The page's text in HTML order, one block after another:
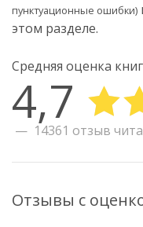
пунктуационные ошибки)
этом разделе.
Средняя оценка
4,7
14361 отзыв
Отзывы с